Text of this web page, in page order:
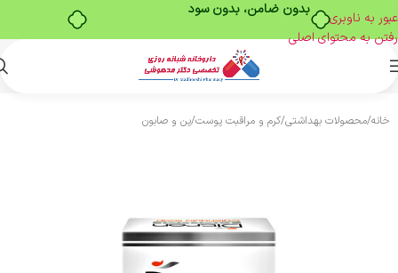
بدون ضامن، بدون سود
عبور به ناوبری
رفتن به محتوای اصلی
خانه/محصولات بهداشتی/کرم و مراقبت پوست/پن و صابون